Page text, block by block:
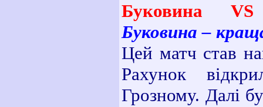
Буковина
Буковина –
Цей матч став
Рахунок
Грозному. Далі